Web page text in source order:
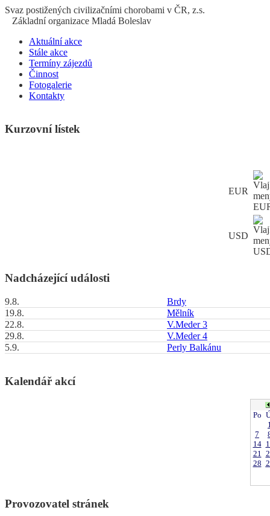
Svaz postižených civilizačními chorobami v ČR, z.s.
Základní organizace Mladá Boleslav
Aktuální akce
Stále akce
Termíny zájezdů
Činnost
Fotogalerie
Kontakty
Kurzovní lístek
EUR
USD
Nadcházející události
9.8.
Brdy
19.8.
Mělník
22.8.
V.Meder 3
29.8.
V.Meder 4
5.9.
Perly Balkánu
Kalendář akcí
Po
7
14
21
28
Provozovatel stránek